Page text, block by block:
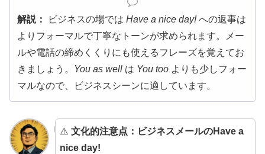
解説： ビジネスの場では Have a nice day!への返事は
よりフォーマルで丁寧なトーンが求められます。メー
ルや電話の締めくくりにも使えるフレーズを覚えてお
きましょう。 You as well は You too よりも少しフォー
マルなので、ビジネスシーンに適しています。
⚠️ 文化的注意点：ビジネスメールのHave a
nice day!